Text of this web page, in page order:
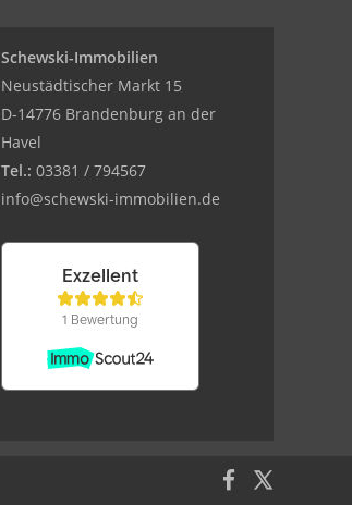
Schewski-Immobilien
Neustädtischer Markt 15
D-14776 Brandenburg an der
Havel
Tel.: 03381 / 794567
info@schewski-immobilien.de